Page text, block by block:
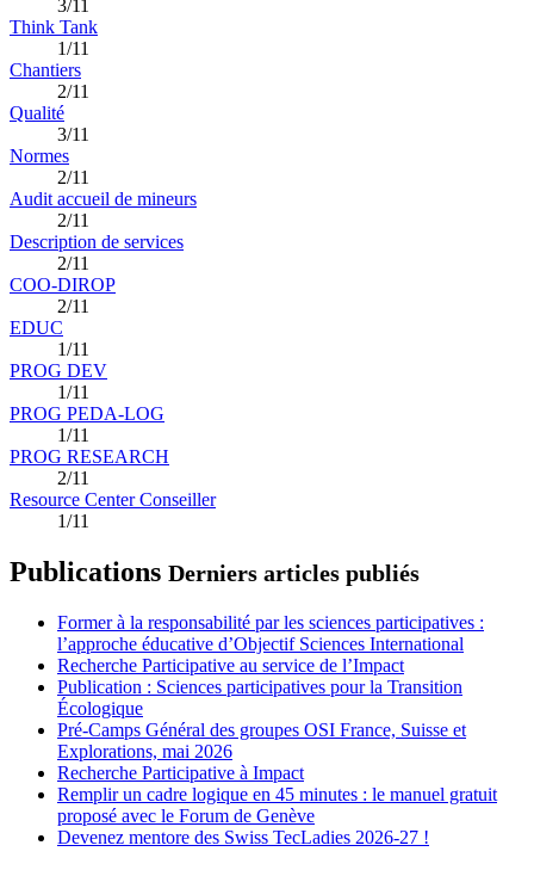
3/11
Think Tank
1/11
Chantiers
2/11
Qualité
3/11
Normes
2/11
Audit accueil de mineurs
2/11
Description de services
2/11
COO-DIROP
2/11
EDUC
1/11
PROG DEV
1/11
PROG PEDA-LOG
1/11
PROG RESEARCH
2/11
Resource Center Conseiller
1/11
Publications Derniers articles publiés
Former à la responsabilité par les sciences participatives :
l’approche éducative d’Objectif Sciences International
Recherche Participative au service de l’Impact
Publication : Sciences participatives pour la Transition
Écologique
Pré-Camps Général des groupes OSI France, Suisse et
Explorations, mai 2026
Recherche Participative à Impact
Remplir un cadre logique en 45 minutes : le manuel gratuit
proposé avec le Forum de Genève
Devenez mentore des Swiss TecLadies 2026-27 !